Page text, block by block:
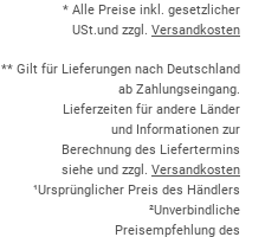
* Alle Preise inkl. gesetzlicher
USt.und zzgl. Versandkosten
** Gilt für Lieferungen nach Deutschland
ab Zahlungseingang.
Lieferzeiten für andere Länder
und Informationen zur
Berechnung des Liefertermins
siehe und zzgl. Versandkosten
¹Ursprünglicher Preis des Händlers
²Unverbindliche
Preisempfehlung des